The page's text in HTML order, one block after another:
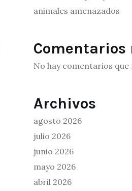
animales amenazados
Comentarios
No hay comentarios
Archivos
agosto 2026
julio 2026
junio 2026
mayo 2026
abril 2026